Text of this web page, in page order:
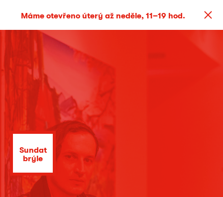
Máme otevřeno úterý až neděle, 11–19 hod.
Sundat
brýle